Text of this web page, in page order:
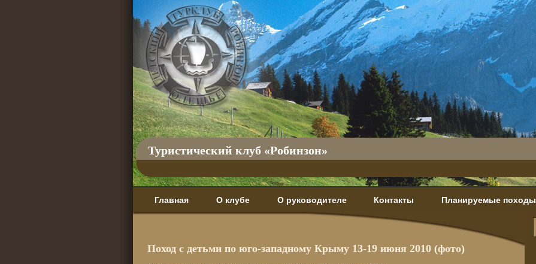
Туристический клуб «Робинзон»
Главная О клубе О руководителе Контакты Планируемые походы
Поход с детьми по юго-западному Крыму 13-19 июня 2010 (фото)